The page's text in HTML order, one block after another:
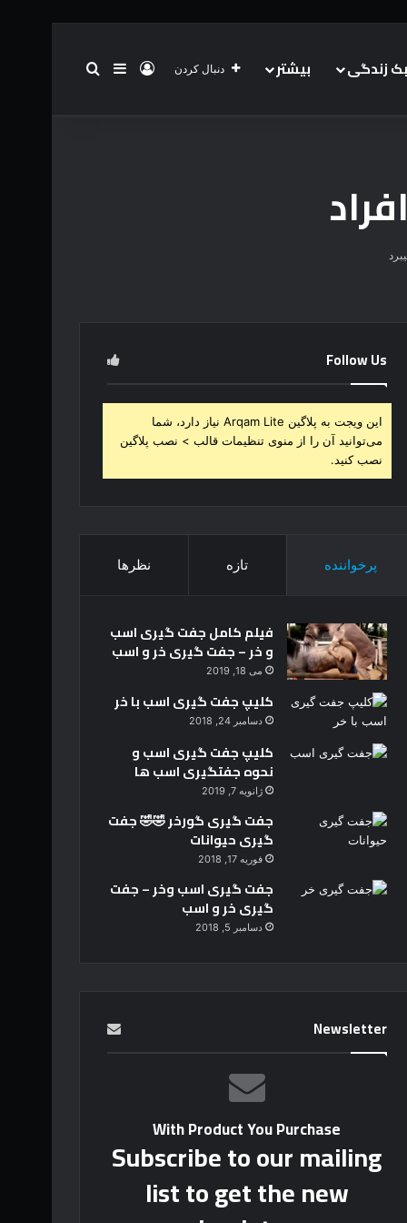
زندگی بیشتر دنبال کردن ورود سایدبار
Follow Us
این ویجت به پلاگین Arqam Lite نیاز دارد، شما
می‌توانید آن را از منوی تنظیمات قالب > نصب پلاگین
نصب کنید.
پرخواننده تازه نظرها
فیلم کامل جفت گیری اسب
و خر – جفت گیری خر و اسب
می 18, 2019
کلیپ جفت گیری اسب با خر
دسامبر 24, 2018
کلیپ جفت گیری اسب و
نحوه جفتگیری اسب ها
ژانویه 7, 2019
جفت گیری گورخر 🤣🤣 جفت
گیری حیوانات
فوریه 17, 2018
جفت گیری اسب وخر – جفت
گیری خر و اسب
دسامبر 5, 2018
Newsletter
With Product You Purchase
Subscribe to our mailing
list to get the new